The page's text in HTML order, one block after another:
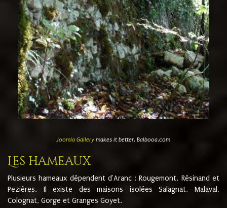
Joomla Gallerymakes it better. Balbooa.com
Les hameaux
Plusieurs hameaux dépendent d'Aranc : Rougemont, Résinand et
Pezières. Il existe des maisons isolées Salagnat, Malaval,
Colognat, Gorge et Granges Goyet.